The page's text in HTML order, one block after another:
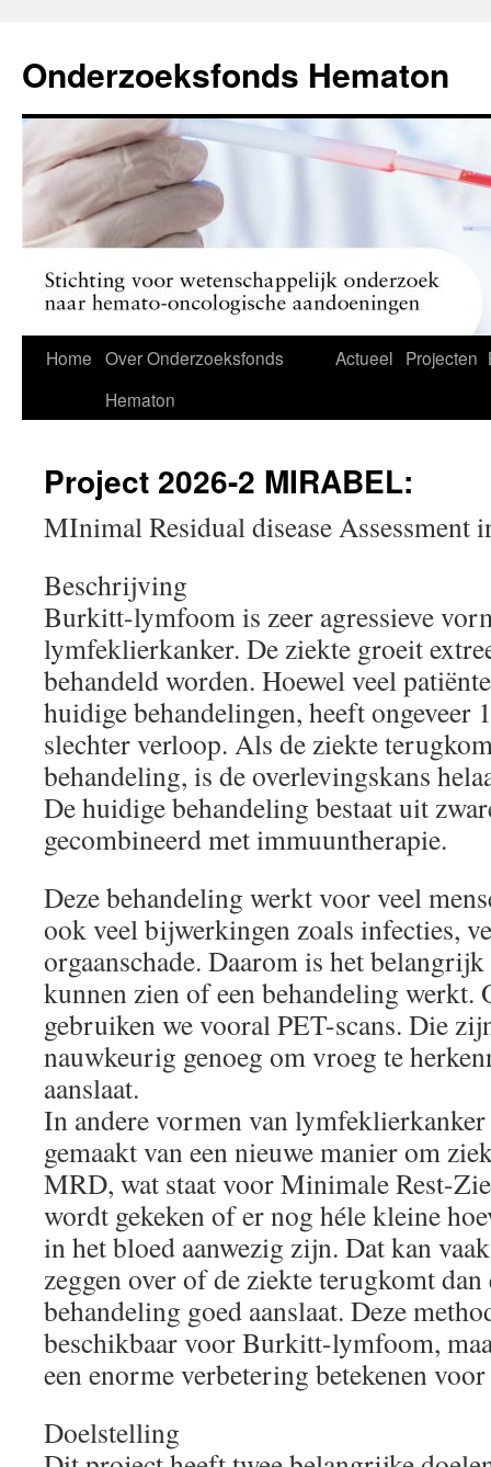
de
inhoud
Onderzoeksfonds Hematon
Home Over Onderzoeksfonds
Hematon
Actueel Projecten
Project 2026-2 MIRABEL:
MInimal Residual disease
Beschrijving
Burkitt-lymfoom is zeer agressieve
lymfeklierkanker. De ziekte groeit
behandeld worden. Hoewel veel
huidige behandelingen, heeft ongeveer
slechter verloop. Als de ziekte
behandeling, is de overlevingskans
De huidige behandeling bestaat uit
gecombineerd met immuuntherapie.
Deze behandeling werkt voor veel
ook veel bijwerkingen zoals infecties,
orgaanschade. Daarom is het
kunnen zien of een behandeling werkt.
gebruiken we vooral PET-scans. Die
nauwkeurig genoeg om vroeg te
aanslaat.
In andere vormen van
gemaakt van een nieuwe manier om
MRD, wat staat voor Minimale Rest-
wordt gekeken of er nog héle kleine
in het bloed aanwezig zijn. Dat kan
zeggen over of de ziekte terugkomt dan
behandeling goed aanslaat. Deze
beschikbaar voor Burkitt-lymfoom,
een enorme verbetering betekenen
Doelstelling